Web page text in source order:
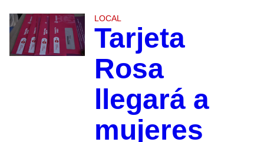
LOCAL
Tarjeta
Rosa
llegará a
mujeres